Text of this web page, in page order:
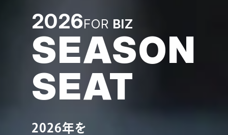
電話でお問い合わせする
0570-026-226
（平日10:00～17:00）
2026FOR BIZ
SEASON
SEAT
2026年を